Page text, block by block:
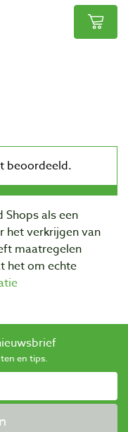
als een
het verkrijgen van
maatregelen
het om echte
en tips.